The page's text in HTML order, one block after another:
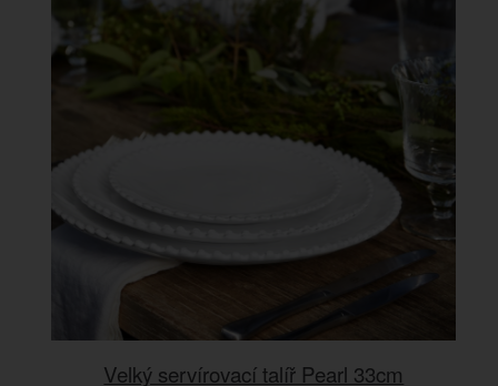
Velký servírovací talíř Pearl 33cm